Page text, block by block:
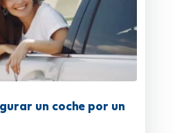
un coche por un